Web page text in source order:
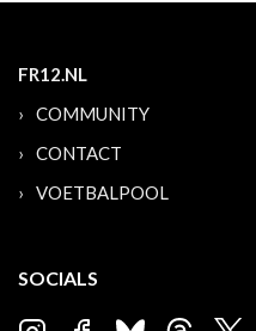
FR12.NL
COMMUNITY
CONTACT
VOETBALPOOL
SOCIALS